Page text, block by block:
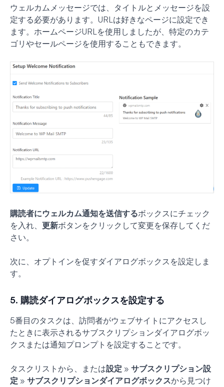
ウェルカムメッセージでは、タイトルとメッセージを設
定する必要があります。URLは好きなページに設定でき
ます。ホームページURLを使用しましたが、特定のカテ
ゴリやセールページを使用することもできます。
購読者にウェルカム通知を送信するボックスにチェック
を入れ、 更新ボタンをクリックして変更を保存してくだ
さい。
次に、オプトインを促すダイアログボックスを設定しま
す。
5. 購読ダイアログボックスを設定する
5番目のタスクは、訪問者がウェブサイトにアクセスし
たときに表示されるサブスクリプションダイアログボッ
クスまたは通知プロンプトを設定することです。
タスクリストから、または設定 » サブスクリプション設
定 » サブスクリプションダイアログボックスから見つけ